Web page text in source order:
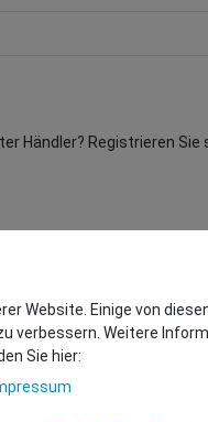
Händler? Registrieren Sie
Website. Einige von
verbessern. Weitere
Sie hier: